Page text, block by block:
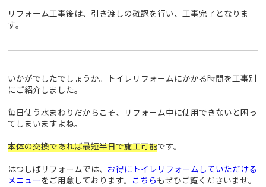
リフォーム工事後は、引き渡しの確認を行い、工事完了となりま
す。
いかがでしたでしょうか。トイレリフォームにかかる時間を工事別
にご紹介しました。
毎日使う水まわりだからこそ、リフォーム中に使用できないと困っ
てしまいますよね。
本体の交換であれば最短半日で施工可能です。
はつしばリフォームでは、 お得にトイレリフォームしていただける
メニューをご用意しております。 こちらもぜひご覧くださいませ。